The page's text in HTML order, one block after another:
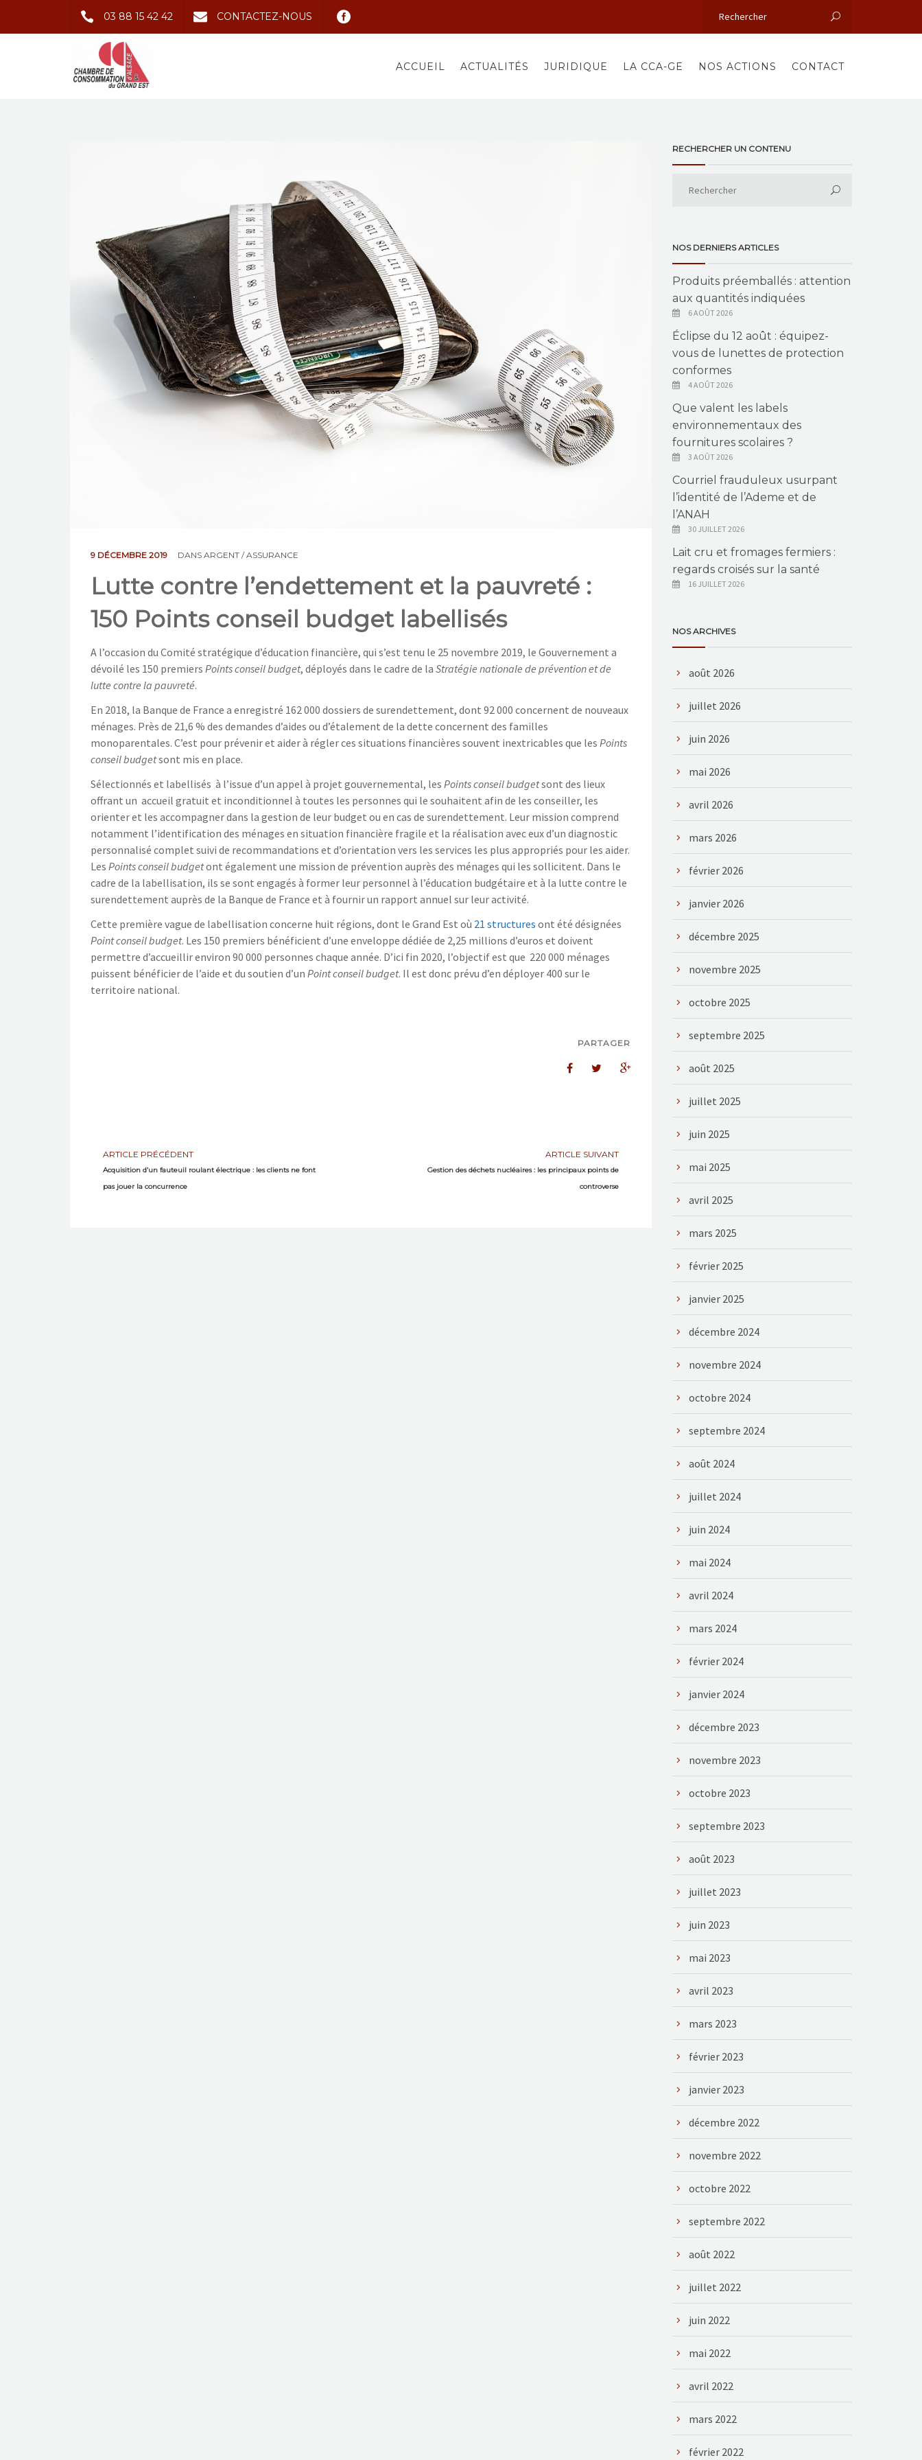
03 88 15 42 42 CONTACTEZ-NOUS
ACCUEIL ACTUALITÉS JURIDIQUE LA CCA-GE NOS ACTIONS CONTACT
9 DÉCEMBRE 2019 DANS ARGENT / ASSURANCE
Lutte contre l’endettement et la pauvreté :
150 Points conseil budget labellisés
A l’occasion du Comité stratégique d’éducation financière, qui s’est tenu le 25 novembre 2019, le Gouvernement a
dévoilé les 150 premiers Points conseil budget, déployés dans le cadre de la Stratégie nationale de prévention et de
lutte contre la pauvreté.
En 2018, la Banque de France a enregistré 162 000 dossiers de surendettement, dont 92 000 concernent de nouveaux
ménages. Près de 21,6 % des demandes d’aides ou d’étalement de la dette concernent des familles
monoparentales. C’est pour prévenir et aider à régler ces situations financières souvent inextricables que les Points
conseil budgetsont mis en place.
Sélectionnés et labellisés à l’issue d’un appel à projet gouvernemental, les Points conseil budgetsont des lieux
offrant un accueil gratuit et inconditionnel à toutes les personnes qui le souhaitent afin de les conseiller, les
orienter et les accompagner dans la gestion de leur budget ou en cas de surendettement. Leur mission comprend
notamment l’identification des ménages en situation financière fragile et la réalisation avec eux d’un diagnostic
personnalisé complet suivi de recommandations et d’orientation vers les services les plus appropriés pour les aider.
Les Points conseil budgetont également une mission de prévention auprès des ménages qui les sollicitent. Dans le
cadre de la labellisation, ils se sont engagés à former leur personnel à l’éducation budgétaire et à la lutte contre le
surendettement auprès de la Banque de France et à fournir un rapport annuel sur leur activité.
Cette première vague de labellisation concerne huit régions, dont le Grand Est où 21 structures ont été désignées
Point conseil budget. Les 150 premiers bénéficient d’une enveloppe dédiée de 2,25 millions d’euros et doivent
permettre d’accueillir environ 90 000 personnes chaque année. D’ici fin 2020, l’objectif est que 220 000 ménages
puissent bénéficier de l’aide et du soutien d’un Point conseil budget. Il est donc prévu d’en déployer 400 sur le
territoire national.
PARTAGER
ARTICLE PRÉCÉDENT
Acquisition d’un fauteuil roulant électrique : les clients ne font
pas jouer la concurrence
ARTICLE SUIVANT
Gestion des déchets nucléaires : les principaux points de
controverse
RECHERCHER UN CONTENU
NOS DERNIERS ARTICLES
Produits préemballés : attention
aux quantités indiquées
6 AOÛT 2026
Éclipse du 12 août : équipez-
vous de lunettes de protection
conformes
4 AOÛT 2026
Que valent les labels
environnementaux des
fournitures scolaires ?
3 AOÛT 2026
Courriel frauduleux usurpant
l’identité de l’Ademe et de
l’ANAH
30 JUILLET 2026
Lait cru et fromages fermiers :
regards croisés sur la santé
16 JUILLET 2026
NOS ARCHIVES
août 2026
juillet 2026
juin 2026
mai 2026
avril 2026
mars 2026
février 2026
janvier 2026
décembre 2025
novembre 2025
octobre 2025
septembre 2025
août 2025
juillet 2025
juin 2025
mai 2025
avril 2025
mars 2025
février 2025
janvier 2025
décembre 2024
novembre 2024
octobre 2024
septembre 2024
août 2024
juillet 2024
juin 2024
mai 2024
avril 2024
mars 2024
février 2024
janvier 2024
décembre 2023
novembre 2023
octobre 2023
septembre 2023
août 2023
juillet 2023
juin 2023
mai 2023
avril 2023
mars 2023
février 2023
janvier 2023
décembre 2022
novembre 2022
octobre 2022
septembre 2022
août 2022
juillet 2022
juin 2022
mai 2022
avril 2022
mars 2022
février 2022